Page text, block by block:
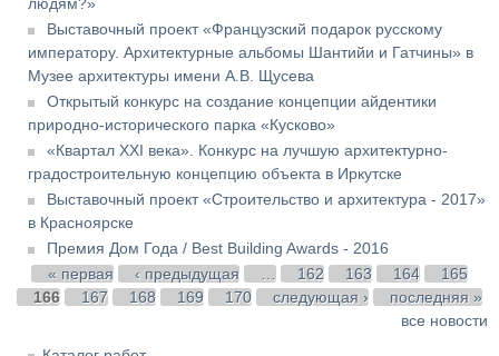
людям?»
Выставочный проект «Французский подарок русскому
императору. Архитектурные альбомы Шантийи и Гатчины» в
Музее архитектуры имени А.В. Щусева
Открытый конкурс на создание концепции айдентики
природно-исторического парка «Кусково»
«Квартал XXI века». Конкурс на лучшую архитектурно-
градостроительную концепцию объекта в Иркутске
Выставочный проект «Строительство и архитектура - 2017»
в Красноярске
Премия Дом Года / Best Building Awards - 2016
Страницы
« первая ‹ предыдущая … 162 163 164
165
166
167 168 169 170 следующая ›
последняя »
все новости